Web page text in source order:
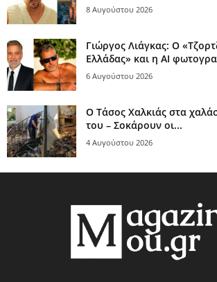
8 Αυγούστου 2026
Γιώργος Λιάγκας: Ο
Ελλάδας» και η AI
6 Αυγούστου 2026
Ο Τάσος Χαλκιάς στα
του – Σοκάρουν οι...
4 Αυγούστου 2026